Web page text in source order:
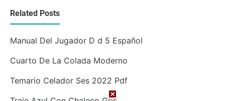
Related Posts
Manual Del Jugador D d 5 Español
Cuarto De La Colada Moderno
Temario Celador Ses 2022 Pdf